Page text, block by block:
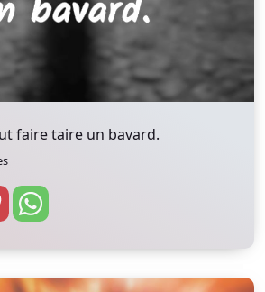
faire taire un bavard.